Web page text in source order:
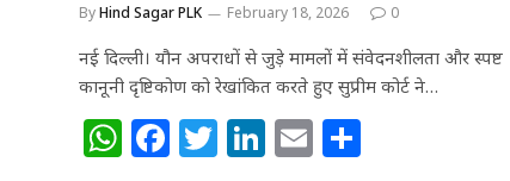
ByHind Sagar PLK February 18, 2026 0
नई दिल्ली। यौन अपराधों से जुड़े मामलों में संवेदनशीलता और स्पष्ट
कानूनी दृष्टिकोण को रेखांकित करते हुए सुप्रीम कोर्ट ने…
W F T Li E